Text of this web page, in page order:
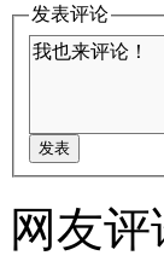
发表评论
网友